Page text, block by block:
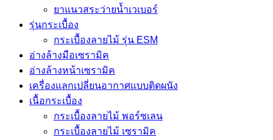
ยาแนวสระว่ายน้ำเวเบอร์
รุ่นกระเบื้อง
กระเบื้องลายไม้ รุ่น ESM
อ่างล้างมือเซรามิค
อ่างล้างหน้าเซรามิค
เครื่องแลกเปลี่ยนอากาศแบบติดผนัง
เนื้อกระเบื้อง
กระเบื้องลายไม้ พอร์ซเลน
กระเบื้องลายไม้ เซรามิค